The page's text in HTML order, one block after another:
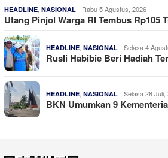
HEADLINE NASIONAL Rabu 5 Agustus, 2026
Utang Pinjol Warga RI Tembus Rp105
HEADLINE NASIONAL Selasa 4
Rusli Habibie Beri Hadiah
HEADLINE NASIONAL Selasa 28 Juli,
BKN Umumkan 9